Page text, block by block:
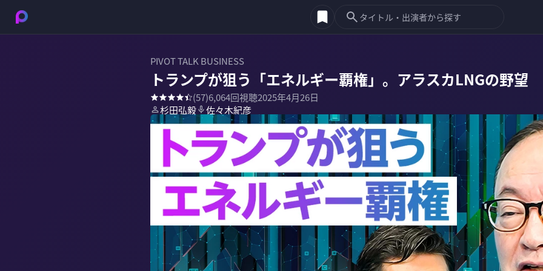
PIVOT TALK BUSINESS
トランプが狙う「エネルギー覇権」。アラスカLNGの野望
(57)6,064回視聴2025年4月26日
杉田弘毅
佐々木紀彦